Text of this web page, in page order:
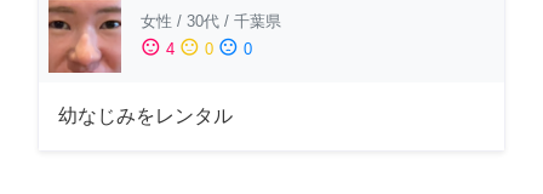
女性 / 30代 / 千葉県
sentiment_satisfied 4 sentiment_neutral 0 sentiment_dissatisfied 0
幼なじみをレンタル